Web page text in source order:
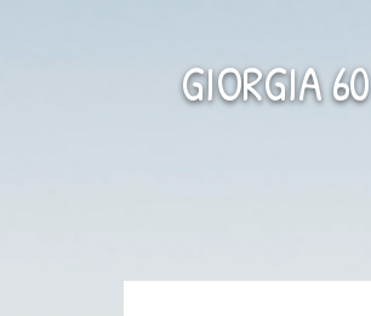
GIORGIA 60